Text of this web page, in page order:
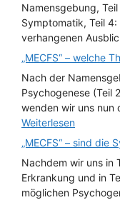
Namensgebung,
Symptomatik, Teil
verhangenen
„MECFS“ – welche
Nach der
Psychogenese (Teil
wenden wir uns nun
Weiterlesen
„MECFS“ – sind die
Nachdem wir uns in
Erkrankung und in
möglichen